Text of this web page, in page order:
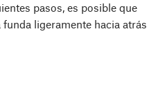
pasos, es posible que
ligeramente hacia atrás